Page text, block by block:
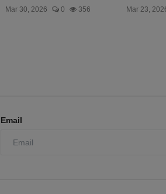
Mar 30, 2026 0 356 Mar 23,
Email